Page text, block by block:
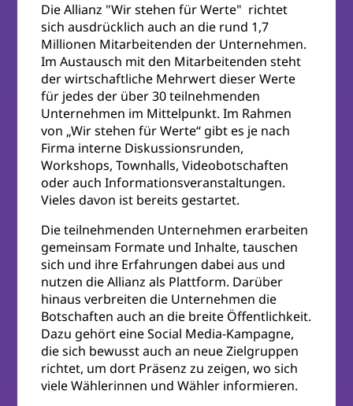
Die Allianz "Wir stehen für Werte" richtet
sich ausdrücklich auch an die rund 1,7
Millionen Mitarbeitenden der Unternehmen.
Im Austausch mit den Mitarbeitenden steht
der wirtschaftliche Mehrwert dieser Werte
für jedes der über 30 teilnehmenden
Unternehmen im Mittelpunkt. Im Rahmen
von „Wir stehen für Werte“ gibt es je nach
Firma interne Diskussionsrunden,
Workshops, Townhalls, Videobotschaften
oder auch Informationsveranstaltungen.
Vieles davon ist bereits gestartet.
Die teilnehmenden Unternehmen erarbeiten
gemeinsam Formate und Inhalte, tauschen
sich und ihre Erfahrungen dabei aus und
nutzen die Allianz als Plattform. Darüber
hinaus verbreiten die Unternehmen die
Botschaften auch an die breite Öffentlichkeit.
Dazu gehört eine Social Media-Kampagne,
die sich bewusst auch an neue Zielgruppen
richtet, um dort Präsenz zu zeigen, wo sich
viele Wählerinnen und Wähler informieren.